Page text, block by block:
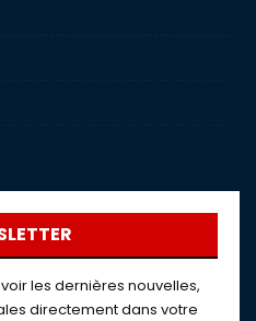
les dernières nouvelles,
directement dans votre